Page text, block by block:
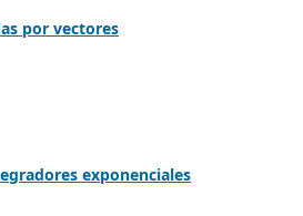
por vectores
exponenciales